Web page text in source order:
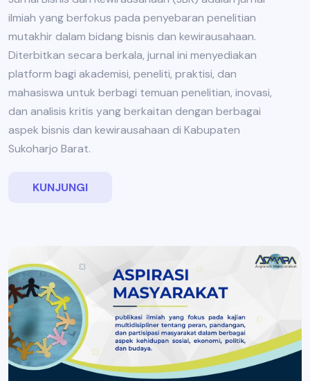
ilmiah yang berfokus pada penyebaran penelitian
mutakhir dalam bidang bisnis dan kewirausahaan.
Diterbitkan secara berkala, jurnal ini menyediakan
platform bagi akademisi, peneliti, praktisi, dan
mahasiswa untuk berbagi temuan penelitian, inovasi,
dan analisis kritis yang berkaitan dengan berbagai
aspek bisnis dan kewirausahaan di Kabupaten
Sukoharjo Barat.
KUNJUNGI